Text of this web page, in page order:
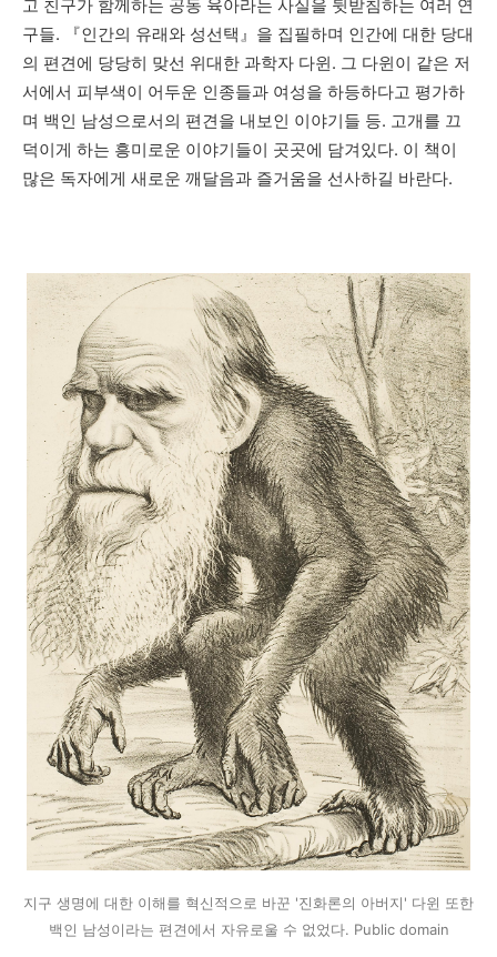
고 친구가 함께하는 공동 육아라는 사실을 뒷받침하는 여러 연
구들. 『인간의 유래와 성선택 』 을 집필하며 인간에 대한 당대
의 편견에 당당히 맞선 위대한 과학자 다윈. 그 다윈이 같은 저
서에서 피부색이 어두운 인종들과 여성을 하등하다고 평가하
며 백인 남성으로서의 편견을 내보인 이야기들 등. 고개를 끄
덕이게 하는 흥미로운 이야기들이 곳곳에 담겨있다. 이 책이
많은 독자에게 새로운 깨달음과 즐거움을 선사하길 바란다.
지구 생명에 대한 이해를 혁신적으로 바꾼 '진화론의 아버지' 다윈 또한
백인 남성이라는 편견에서 자유로울 수 없었다. Public domain